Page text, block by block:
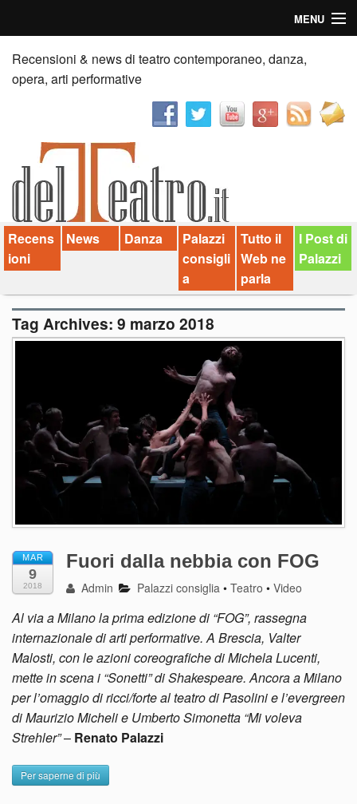
MENU
Home
Recensioni
News
Palazzi consiglia
Video
Chi siamo
Contatti
Recensioni & news di teatro contemporaneo, danza,
opera, arti performative
Recens
ioni
News Danza
Palazzi
consigli
a
Tutto il
Web ne
parla
I Post di
Palazzi
Tag Archives: 9 marzo 2018
MAR
9
2018
Fuori dalla nebbia con FOG
Admin Palazzi consiglia •Teatro •Video
Al via a Milano la prima edizione di “FOG”, rassegna
internazionale di arti performative. A Brescia, Valter
Malosti, con le azioni coreografiche di Michela Lucenti,
mette in scena i “Sonetti” di Shakespeare. Ancora a Milano
per l’omaggio di ricci/forte al teatro di Pasolini e l’evergreen
di Maurizio Micheli e Umberto Simonetta “Mi voleva
Strehler”– Renato Palazzi
Per saperne di più